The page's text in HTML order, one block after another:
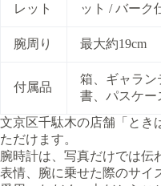
レット
ット / バーク
腕周り 最大約19cm
付属品
箱、ギャラン
書、パスケー
文京区千駄木の店舗「とき
ただけます。
腕時計は、写真だけでは伝
表情、腕に乗せた際のサイ